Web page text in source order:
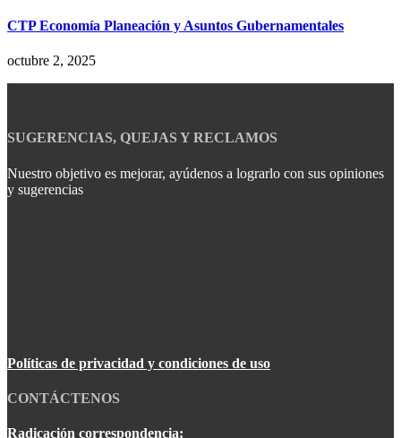
CTP Economía Planeación y Asuntos Gubernamentales
octubre 2, 2025
SUGERENCIAS, QUEJAS Y RECLAMOS
Nuestro objetivo es mejorar, ayúdenos a lograrlo con sus opiniones
y sugerencias
Políticas de privacidad y condiciones de uso
CONTÁCTENOS
Radicación correspondencia: